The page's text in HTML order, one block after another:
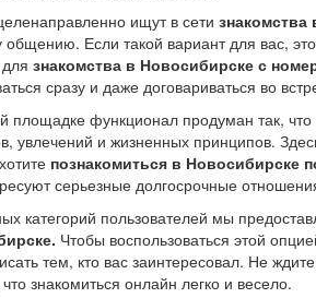
ищут в сети
общению. Если такой вариант для вас,
знакомства в Новосибирске с
сразу и даже договариваться во
площадке функционал продуман так, что
увлечений и жизненных принципов.
познакомиться в Новосибирске
серьезные долгосрочные
категорий пользователей мы
Чтобы воспользоваться этой
тем, кто вас заинтересовал. Не
знакомиться онлайн легко и весело.